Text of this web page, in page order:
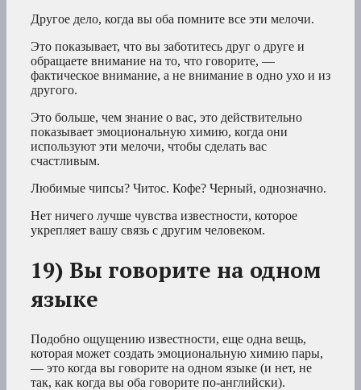
Другое дело, когда вы оба помните все эти мелочи.
Это показывает, что вы заботитесь друг о друге и
обращаете внимание на то, что говорите, —
фактическое внимание, а не внимание в одно ухо и из
другого.
Это больше, чем знание о вас, это действительно
показывает эмоциональную химию, когда они
используют эти мелочи, чтобы сделать вас
счастливым.
Любимые чипсы? Читос. Кофе? Черный, однозначно.
Нет ничего лучше чувства известности, которое
укрепляет вашу связь с другим человеком.
19) Вы говорите на одном
языке
Подобно ощущению известности, еще одна вещь,
которая может создать эмоциональную химию пары,
— это когда вы говорите на одном языке (и нет, не
так, как когда вы оба говорите по-английски).